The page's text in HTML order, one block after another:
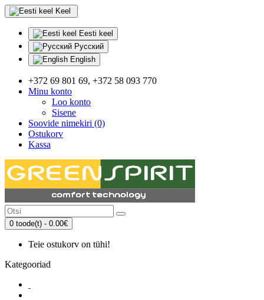
Keel
Eesti keel
Русский
English
+372 69 801 69, +372 58 093 770
Minu konto
Loo konto
Sisene
Soovide nimekiri (0)
Ostukorv
Kassa
0 toode(t) - 0.00€
Teie ostukorv on tühi!
Kategooriad